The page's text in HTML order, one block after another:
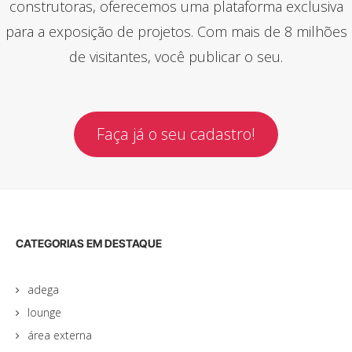
construtoras, oferecemos uma plataforma exclusiva
para a exposição de projetos. Com mais de 8 milhões
de visitantes, você publicar o seu.
Faça já o seu cadastro!
CATEGORIAS EM DESTAQUE
adega
lounge
área externa